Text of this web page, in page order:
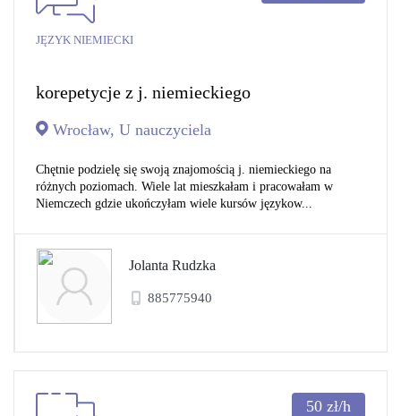
JĘZYK NIEMIECKI
korepetycje z j. niemieckiego
Wrocław, U nauczyciela
Chętnie podzielę się swoją znajomością j. niemieckiego na
różnych poziomach. Wiele lat mieszkałam i pracowałam w
Niemczech gdzie ukończyłam wiele kursów językow...
Jolanta Rudzka
885775940
50 zł/h